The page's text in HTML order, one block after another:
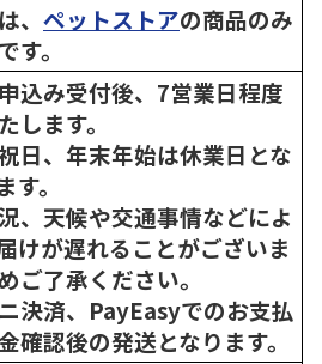
、 ペットストアの商品のみ
す。
込み受付後、7営業日程度
します。
日、年末年始は休業日とな
す。
、天候や交通事情などによ
けが遅れることがございま
ご了承ください。
決済、PayEasyでのお支払
確認後の発送となります。